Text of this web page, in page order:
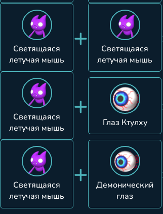
Светящаяся
летучая мышь
+
Светящаяся
летучая мышь
Светящаяся
летучая мышь
+ Глаз Ктулху
Светящаяся
летучая мышь
+
Демонический
глаз